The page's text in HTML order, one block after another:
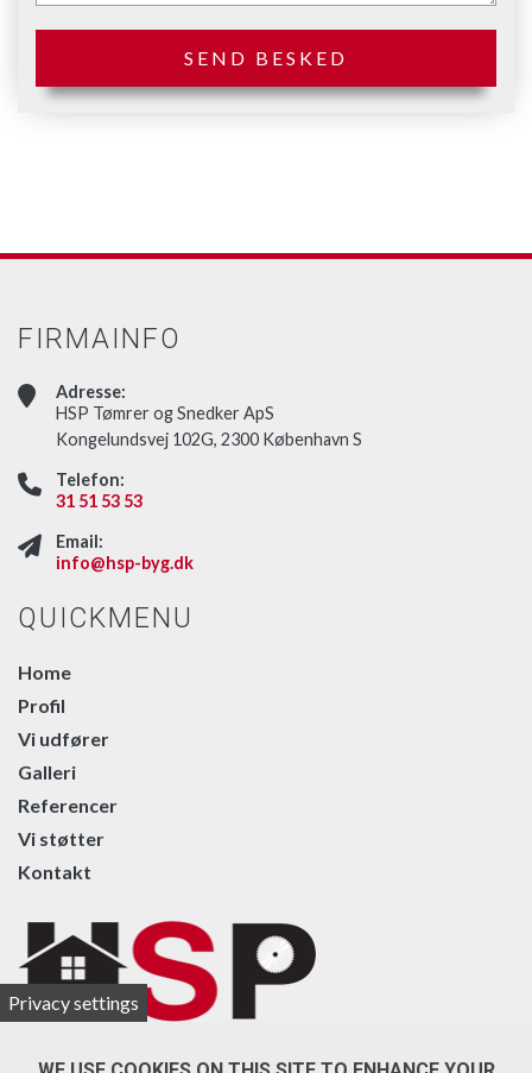
FIRMAINFO
Adresse:
HSP Tømrer og Snedker ApS
Kongelundsvej 102G, 2300 København S
Telefon:
31 51 53 53
Email:
info@hsp-byg.dk
QUICKMENU
Home
Profil
Vi udfører
Galleri
Referencer
Vi støtter
Kontakt
Privacy settings